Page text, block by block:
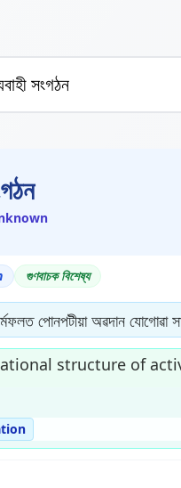
গুণবাচক বিশেষ্য
পোনপটীয়া অৱদান যোগোৱা
structure of